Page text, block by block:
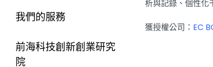
我們的服務
前海科技創新創業研究
院
析與記錄、個性化
獲授權公司： EC